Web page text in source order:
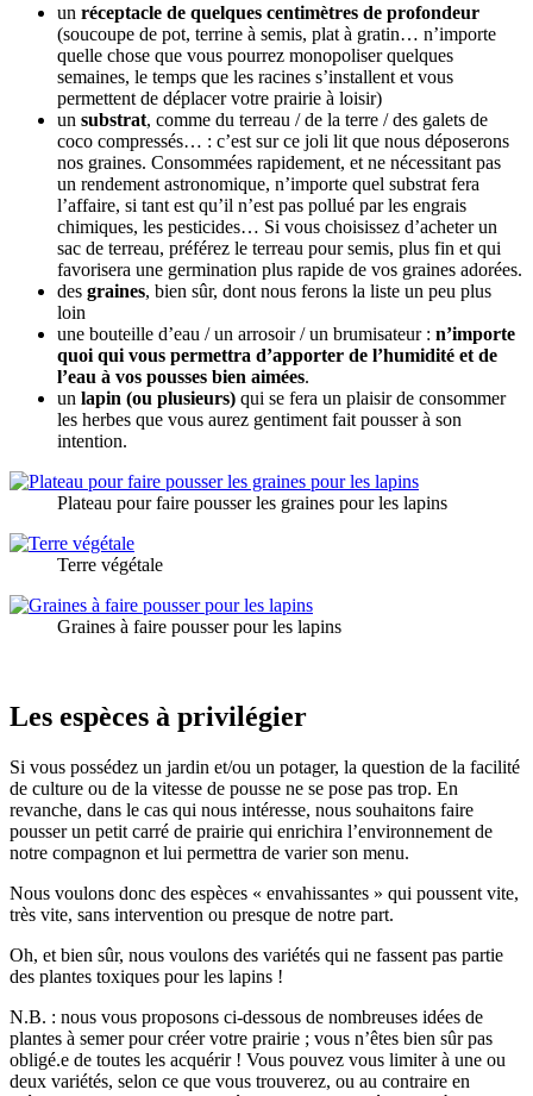
un réceptacle de quelques centimètres de profondeur
(soucoupe de pot, terrine à semis, plat à gratin… n’importe
quelle chose que vous pourrez monopoliser quelques
semaines, le temps que les racines s’installent et vous
permettent de déplacer votre prairie à loisir)
un substrat, comme du terreau / de la terre / des galets de
coco compressés… : c’est sur ce joli lit que nous déposerons
nos graines. Consommées rapidement, et ne nécessitant pas
un rendement astronomique, n’importe quel substrat fera
l’affaire, si tant est qu’il n’est pas pollué par les engrais
chimiques, les pesticides… Si vous choisissez d’acheter un
sac de terreau, préférez le terreau pour semis, plus fin et qui
favorisera une germination plus rapide de vos graines adorées.
des graines, bien sûr, dont nous ferons la liste un peu plus
loin
une bouteille d’eau / un arrosoir / un brumisateur : n’importe
quoi qui vous permettra d’apporter de l’humidité et de
l’eau à vos pousses bien aimées.
un lapin (ou plusieurs) qui se fera un plaisir de consommer
les herbes que vous aurez gentiment fait pousser à son
intention.
Plateau pour faire pousser les graines pour les lapins
Terre végétale
Graines à faire pousser pour les lapins
Les espèces à privilégier
Si vous possédez un jardin et/ou un potager, la question de la facilité
de culture ou de la vitesse de pousse ne se pose pas trop. En
revanche, dans le cas qui nous intéresse, nous souhaitons faire
pousser un petit carré de prairie qui enrichira l’environnement de
notre compagnon et lui permettra de varier son menu.
Nous voulons donc des espèces « envahissantes » qui poussent vite,
très vite, sans intervention ou presque de notre part.
Oh, et bien sûr, nous voulons des variétés qui ne fassent pas partie
des plantes toxiques pour les lapins !
N.B. : nous vous proposons ci-dessous de nombreuses idées de
plantes à semer pour créer votre prairie ; vous n’êtes bien sûr pas
obligé.e de toutes les acquérir ! Vous pouvez vous limiter à une ou
deux variétés, selon ce que vous trouverez, ou au contraire en